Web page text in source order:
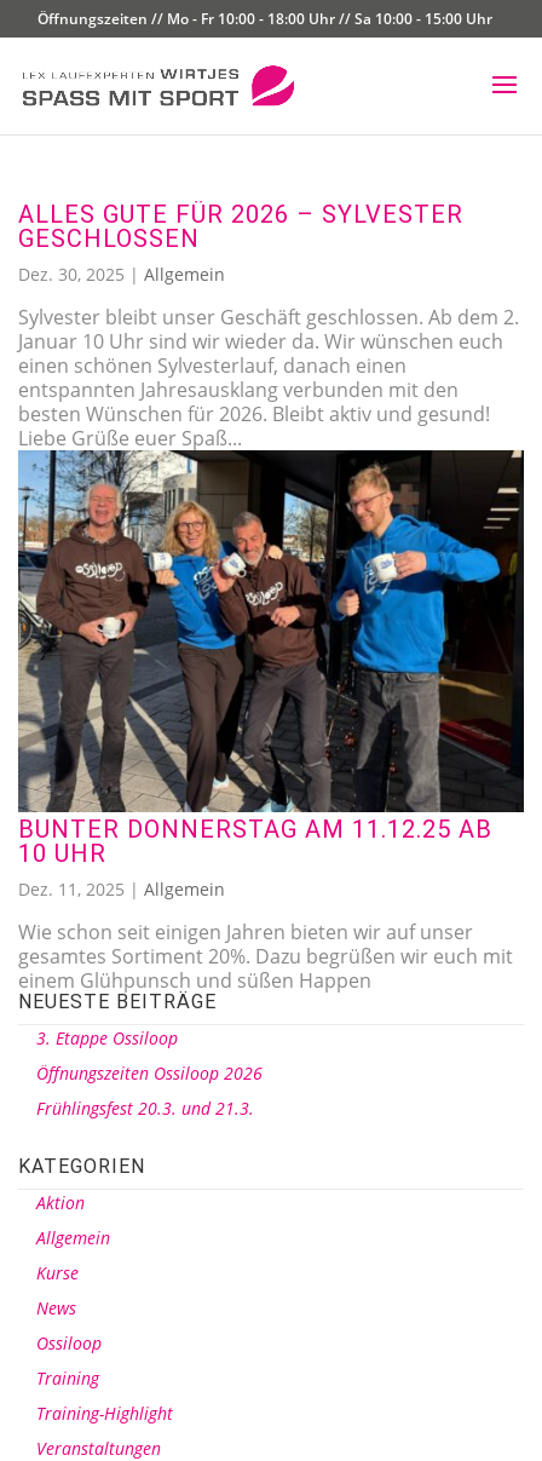
Öffnungszeiten // Mo - Fr 10:00 - 18:00 Uhr // Sa 10:00 - 15:00 Uhr
ALLES GUTE FÜR 2026 – SYLVESTER
GESCHLOSSEN
Dez. 30, 2025 | Allgemein
Sylvester bleibt unser Geschäft geschlossen. Ab dem 2.
Januar 10 Uhr sind wir wieder da. Wir wünschen euch
einen schönen Sylvesterlauf, danach einen
entspannten Jahresausklang verbunden mit den
besten Wünschen für 2026. Bleibt aktiv und gesund!
Liebe Grüße euer Spaß...
BUNTER DONNERSTAG AM 11.12.25 AB
10 UHR
Dez. 11, 2025 | Allgemein
Wie schon seit einigen Jahren bieten wir auf unser
gesamtes Sortiment 20%. Dazu begrüßen wir euch mit
einem Glühpunsch und süßen Happen
NEUESTE BEITRÄGE
3. Etappe Ossiloop
Öffnungszeiten Ossiloop 2026
Frühlingsfest 20.3. und 21.3.
KATEGORIEN
Aktion
Allgemein
Kurse
News
Ossiloop
Training
Training-Highlight
Veranstaltungen